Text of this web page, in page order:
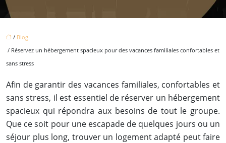
/ Blog
/ Réservez un hébergement spacieux pour des vacances familiales confortables et
sans stress
Afin de garantir des vacances familiales, confortables et
sans stress, il est essentiel de réserver un hébergement
spacieux qui répondra aux besoins de tout le groupe.
Que ce soit pour une escapade de quelques jours ou un
séjour plus long, trouver un logement adapté peut faire